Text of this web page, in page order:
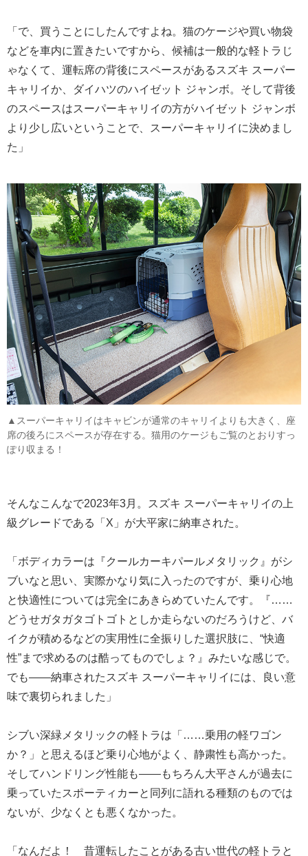
「で、買うことにしたんですよね。猫のケージや買い物袋
などを車内に置きたいですから、候補は一般的な軽トラじ
ゃなくて、運転席の背後にスペースがあるスズキ スーパー
キャリイか、ダイハツのハイゼット ジャンボ。そして背後
のスペースはスーパーキャリイの方がハイゼット ジャンボ
より少し広いということで、スーパーキャリイに決めまし
た」
▲スーパーキャリイはキャビンが通常のキャリイよりも大きく、座
席の後ろにスペースが存在する。猫用のケージもご覧のとおりすっ
ぽり収まる！
そんなこんなで2023年3月。スズキ スーパーキャリイの上
級グレードである「X」が大平家に納車された。
「ボディカラーは『クールカーキパールメタリック』がシ
ブいなと思い、実際かなり気に入ったのですが、乗り心地
と快適性については完全にあきらめていたんです。『……
どうせガタガタゴトゴトとしか走らないのだろうけど、バ
イクが積めるなどの実用性に全振りした選択肢に、“快適
性”まで求めるのは酷ってものでしょ？』みたいな感じで。
でも――納車されたスズキ スーパーキャリイには、良い意
味で裏切られました」
シブい深緑メタリックの軽トラは「……乗用の軽ワゴン
か？」と思えるほど乗り心地がよく、静粛性も高かった。
そしてハンドリング性能も――もちろん大平さんが過去に
乗っていたスポーティカーと同列に語れる種類のものでは
ないが、少なくとも悪くなかった。
「なんだよ！ 昔運転したことがある古い世代の軽トラと